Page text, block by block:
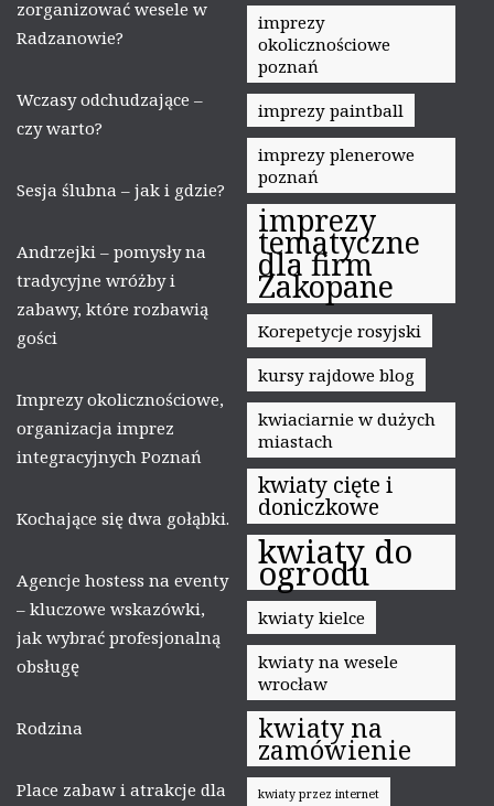
zorganizować wesele w
Radzanowie?
Wczasy odchudzające –
czy warto?
Sesja ślubna – jak i gdzie?
Andrzejki – pomysły na
tradycyjne wróżby i
zabawy, które rozbawią
gości
Imprezy okolicznościowe,
organizacja imprez
integracyjnych Poznań
Kochające się dwa gołąbki.
Agencje hostess na eventy
– kluczowe wskazówki,
jak wybrać profesjonalną
obsługę
Rodzina
Place zabaw i atrakcje dla
imprezy
okolicznościowe
poznań
imprezy paintball
imprezy plenerowe
poznań
imprezy
tematyczne
dla firm
Zakopane
Korepetycje rosyjski
kursy rajdowe blog
kwiaciarnie w dużych
miastach
kwiaty cięte i
doniczkowe
kwiaty do
ogrodu
kwiaty kielce
kwiaty na wesele
wrocław
kwiaty na
zamówienie
kwiaty przez internet